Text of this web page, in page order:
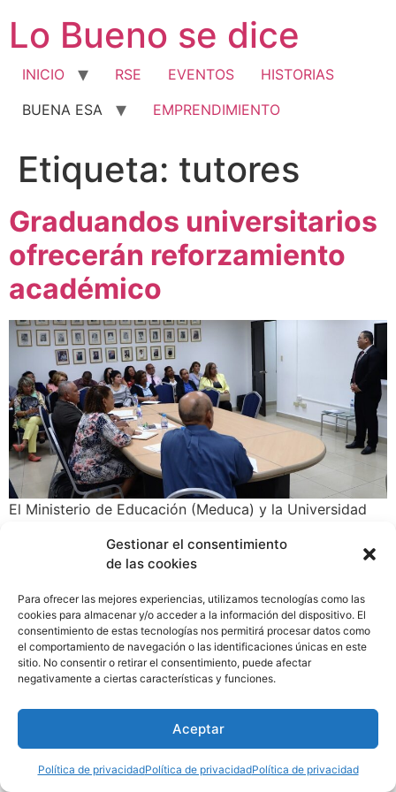
Gestionar el consentimiento
de las cookies
Para ofrecer las mejores experiencias, utilizamos tecnologías como las
cookies para almacenar y/o acceder a la información del dispositivo. El
consentimiento de estas tecnologías nos permitirá procesar datos como
el comportamiento de navegación o las identificaciones únicas en este
sitio. No consentir o retirar el consentimiento, puede afectar
negativamente a ciertas características y funciones.
Aceptar
Política de privacidadPolítica de privacidadPolítica de privacidad
contenido
Lo Bueno se dice
INICIO RSE EVENTOS
HISTORIAS
BUENA ESA
EMPRENDIMIENTO
Etiqueta: tutores
Graduandos universitarios
ofrecerán reforzamiento
académico
El Ministerio de Educación (Meduca) y la Universidad
reforzamiento académico en asignaturas básicas como
química, física, matemática, biología y estadística,
dirigido a estudiantes de colegios oficiales de
educación media de las regiones educativas de Panamá
Centro y Norte.